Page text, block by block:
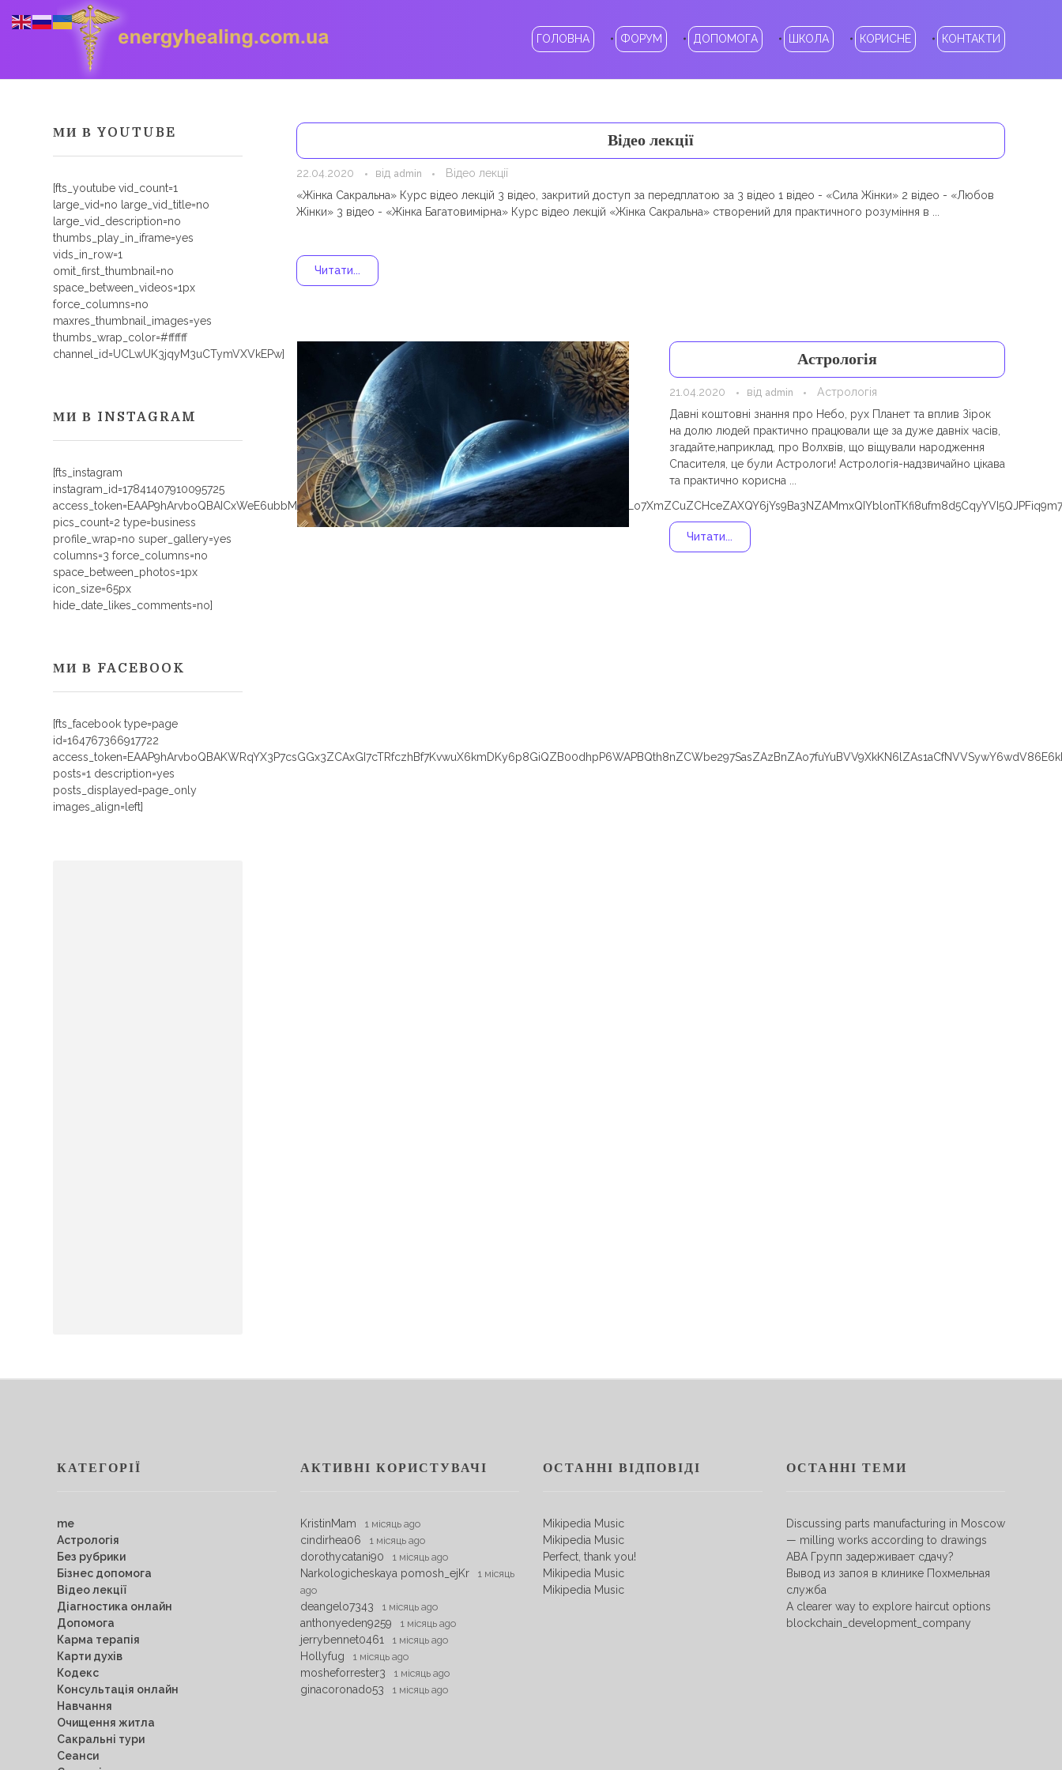
Energyhealing
Анастасія медіум,контактер,щоденник медіума,Майстер,цілительство,карма терапія,консультація онлайн,астрологія
ГОЛОВНА ФОРУМ ДОПОМОГА ШКОЛА КОРИСНЕ КОНТАКТИ
Відео лекції
22.04.2020 від admin
Відео лекції
«Жінка Сакральна» Курс відео лекцій 3 відео, закритий доступ за передплатою за 3 відео 1 відео - «Сила Жінки» 2 відео - «Любов
Жінки» 3 відео - «Жінка Багатовимірна» Курс відео лекцій «Жінка Сакральна» створений для практичного розуміння в ...
Читати...
Астрологія
21.04.2020 від admin
Астрологія
Давні коштовні знання про Небо, рух Планет та вплив Зірок
на долю людей практично працювали ще за дуже давніх часів,
згадайте,наприклад, про Волхвів, що віщували народження
Спасителя, це були Астрологи! Астрологія-надзвичайно цікава
та практично корисна ...
Читати...
МИ В YOUTUBE
[fts_youtube vid_count=1
large_vid=no large_vid_title=no
large_vid_description=no
thumbs_play_in_iframe=yes
vids_in_row=1
omit_first_thumbnail=no
space_between_videos=1px
force_columns=no
maxres_thumbnail_images=yes
thumbs_wrap_color=#ffffff
channel_id=UCLwUK3jqyM3uCTymVXVkEPw]
МИ В INSTAGRAM
[fts_instagram
instagram_id=17841407910095725
pics_count=2 type=business
profile_wrap=no super_gallery=yes
columns=3 force_columns=no
space_between_photos=1px
icon_size=65px
hide_date_likes_comments=no]
МИ В FACEBOOK
[fts_facebook type=page
id=164767366917722
posts=1 description=yes
posts_displayed=page_only
images_align=left]
КАТЕГОРІЇ
me
Астрологія
Без рубрики
Бізнес допомога
Відео лекції
Діагностика онлайн
Допомога
Карма терапія
Карти духів
Кодекс
Консультація онлайн
Навчання
Очищення житла
Сакральні тури
Сеанси
АКТИВНІ КОРИСТУВАЧІ
KristinMam 1 місяць ago
cindirhea06 1 місяць ago
dorothycatani90 1 місяць ago
Narkologicheskaya pomosh_ejKr
1 місяць
ago
deangelo7343 1 місяць ago
anthonyeden9259 1 місяць ago
jerrybennet0461 1 місяць ago
Hollyfug 1 місяць ago
mosheforrester3 1 місяць ago
ginacoronado53 1 місяць ago
ОСТАННІ ВІДПОВІДІ
Mikipedia Music
Mikipedia Music
Perfect, thank you!
Mikipedia Music
Mikipedia Music
ОСТАННІ ТЕМИ
Discussing parts manufacturing in Moscow
— milling works according to drawings
АВА Групп задерживает сдачу?
Вывод из запоя в клинике Похмельная
служба
A clearer way to explore haircut options
blockchain_development_company